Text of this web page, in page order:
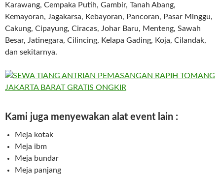
Karawang, Cempaka Putih, Gambir, Tanah Abang,
Kemayoran, Jagakarsa, Kebayoran, Pancoran, Pasar Minggu,
Cakung, Cipayung, Ciracas, Johar Baru, Menteng, Sawah
Besar, Jatinegara, Cilincing, Kelapa Gading, Koja, Cilandak,
dan sekitarnya.
Kami juga menyewakan alat event lain :
Meja kotak
Meja ibm
Meja bundar
Meja panjang